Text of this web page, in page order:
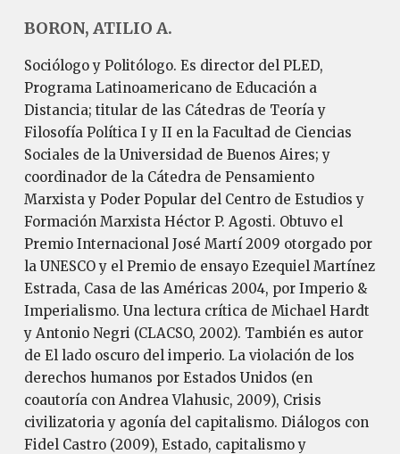
BORON, ATILIO A.
Sociólogo y Politólogo. Es director del PLED,
Programa Latinoamericano de Educación a
Distancia; titular de las Cátedras de Teoría y
Filosofía Política I y II en la Facultad de Ciencias
Sociales de la Universidad de Buenos Aires; y
coordinador de la Cátedra de Pensamiento
Marxista y Poder Popular del Centro de Estudios y
Formación Marxista Héctor P. Agosti. Obtuvo el
Premio Internacional José Martí 2009 otorgado por
la UNESCO y el Premio de ensayo Ezequiel Martínez
Estrada, Casa de las Américas 2004, por Imperio &
Imperialismo. Una lectura crítica de Michael Hardt
y Antonio Negri (CLACSO, 2002). También es autor
de El lado oscuro del imperio. La violación de los
derechos humanos por Estados Unidos (en
coautoría con Andrea Vlahusic, 2009), Crisis
civilizatoria y agonía del capitalismo. Diálogos con
Fidel Castro (2009), Estado, capitalismo y